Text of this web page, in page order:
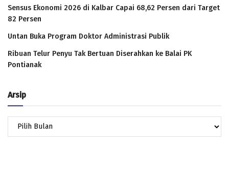
Sensus Ekonomi 2026 di Kalbar Capai 68,62 Persen dari Target
82 Persen
Untan Buka Program Doktor Administrasi Publik
Ribuan Telur Penyu Tak Bertuan Diserahkan ke Balai PK
Pontianak
Arsip
Arsip